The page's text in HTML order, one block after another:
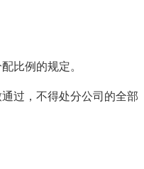
比例的规定。
过，不得处分公司的全部